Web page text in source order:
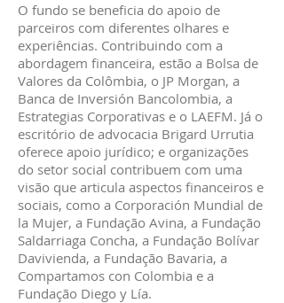
O fundo se beneficia do apoio de
parceiros com diferentes olhares e
experiências. Contribuindo com a
abordagem financeira, estão a Bolsa de
Valores da Colômbia, o JP Morgan, a
Banca de Inversión Bancolombia, a
Estrategias Corporativas e o LAEFM. Já o
escritório de advocacia Brigard Urrutia
oferece apoio jurídico; e organizações
do setor social contribuem com uma
visão que articula aspectos financeiros e
sociais, como a Corporación Mundial de
la Mujer, a Fundação Avina, a Fundação
Saldarriaga Concha, a Fundação Bolívar
Davivienda, a Fundação Bavaria, a
Compartamos con Colombia e a
Fundação Diego y Lía.